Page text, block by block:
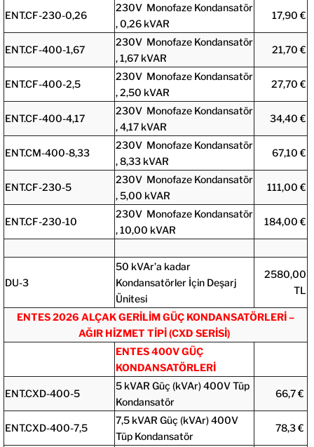
ENT.CF-230-0,26
230V Monofaze Kondansatör
, 0,26 kVAR
17,90 €
ENT.CF-400-1,67
230V Monofaze Kondansatör
, 1,67 kVAR
21,70 €
ENT.CF-400-2,5
230V Monofaze Kondansatör
, 2,50 kVAR
27,70 €
ENT.CF-400-4,17
230V Monofaze Kondansatör
, 4,17 kVAR
34,40 €
ENT.CM-400-8,33
230V Monofaze Kondansatör
, 8,33 kVAR
67,10 €
ENT.CF-230-5
230V Monofaze Kondansatör
, 5,00 kVAR
111,00 €
ENT.CF-230-10
230V Monofaze Kondansatör
, 10,00 kVAR
184,00 €
DU-3
50 kVAr’a kadar
Kondansatörler İçin Deşarj
Ünitesi
2580,00
TL
ENTES 2026 ALÇAK GERİLİM GÜÇ KONDANSATÖRLERİ –
AĞIR HİZMET TİPİ (CXD SERİSİ)
ENTES 400V GÜÇ
KONDANSATÖRLERİ
ENT.CXD-400-5
5 kVAR Güç (kVAr) 400V Tüp
Kondansatör
66,7 €
ENT.CXD-400-7,5
7,5 kVAR Güç (kVAr) 400V
Tüp Kondansatör
78,3 €